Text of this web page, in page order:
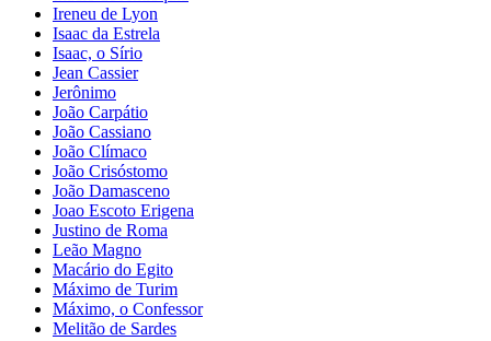
Ireneu de Lyon
Isaac da Estrela
Isaac, o Sírio
Jean Cassier
Jerônimo
João Carpátio
João Cassiano
João Clímaco
João Crisóstomo
João Damasceno
Joao Escoto Erigena
Justino de Roma
Leão Magno
Macário do Egito
Máximo de Turim
Máximo, o Confessor
Melitão de Sardes